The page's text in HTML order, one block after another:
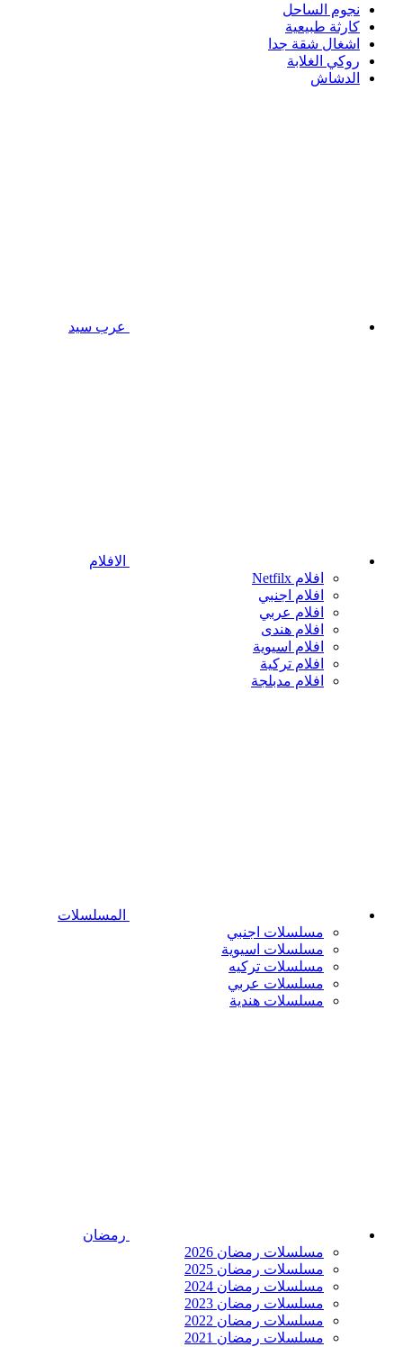
نجوم الساحل
كارثة طبيعية
اشغال شقة جدا
روكي الغلابة
الدشاش
عرب سيد
الافلام
افلام Netfilx
افلام اجنبي
افلام عربي
افلام هندى
افلام اسيوية
افلام تركية
افلام مدبلجة
المسلسلات
مسلسلات اجنبي
مسلسلات اسيوية
مسلسلات تركيه
مسلسلات عربي
مسلسلات هندية
رمضان
مسلسلات رمضان 2026
مسلسلات رمضان 2025
مسلسلات رمضان 2024
مسلسلات رمضان 2023
مسلسلات رمضان 2022
مسلسلات رمضان 2021